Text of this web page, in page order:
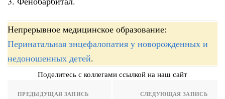
Непрерывное медицинское образование:
Перинатальная энцефалопатия у новорожденных и
недоношенных детей.
Поделитесь с коллегами ссылкой на наш сайт
ПРЕДЫДУЩАЯ ЗАПИСЬ СЛЕДУЮЩАЯ ЗАПИСЬ